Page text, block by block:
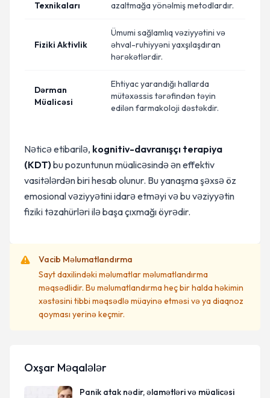
Texnikaları azaltmağa yönəlmiş metodlardır.
Fiziki Aktivlik
Ümumi sağlamlıq vəziyyətini və
əhval-ruhiyyəni yaxşılaşdıran
hərəkətlərdir.
Dərman
Müalicəsi
Ehtiyac yarandığı hallarda
mütəxəssis tərəfindən təyin
edilən farmakoloji dəstəkdir.
Nəticə etibarilə, kognitiv-davranışçı terapiya
(KDT)bu pozuntunun müalicəsində ən effektiv
vasitələrdən biri hesab olunur. Bu yanaşma şəxsə öz
emosional vəziyyətini idarə etməyi və bu vəziyyətin
fiziki təzahürləri ilə başa çıxmağı öyrədir.
Vacib Məlumatlandırma
Sayt daxilindəki məlumatlar məlumatlandırma
məqsədlidir. Bu məlumatlandırma heç bir halda həkimin
xəstəsini tibbi məqsədlə müayinə etməsi və ya diaqnoz
qoyması yerinə keçmir.
Oxşar Məqalələr
Panik atak nədir, əlamətləri və müalicəsi